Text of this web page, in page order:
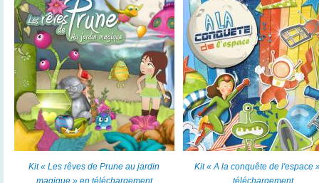
Kit « Les rêves de Prune au jardin
Kit « A la conquête de l'espace